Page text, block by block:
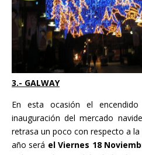
3.- GALWAY
En esta ocasión el
inauguración del mercado
retrasa un poco con respecto a
año será el Viernes 18